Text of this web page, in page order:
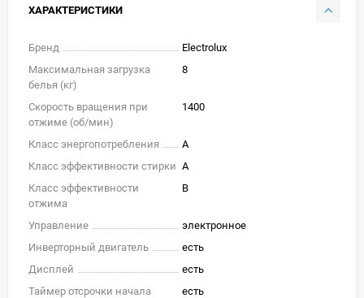
ХАРАКТЕРИСТИКИ
Бренд
Electrolux
Максимальная загрузка
белья (кг)
8
Скорость вращения при
отжиме (об/мин)
1400
Класс энергопотребления
A
Класс эффективности стирки A
Класс эффективности
отжима
B
Управление
электронное
Инверторный двигатель
есть
Дисплей
есть
Таймер отсрочки начала
есть